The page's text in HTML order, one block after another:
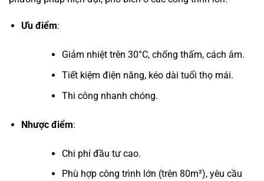
Ưu điểm:
Giảm nhiệt trên 30°C, chống thấm, cách âm.
Tiết kiệm điện năng, kéo dài tuổi thọ mái.
Thi công nhanh chóng.
Nhược điểm:
Chi phí đầu tư cao.
Phù hợp công trình lớn (trên 80m²), yêu cầu